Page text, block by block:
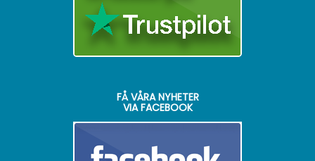
FÅ VÅRA NYHETER
VIA FACEBOOK